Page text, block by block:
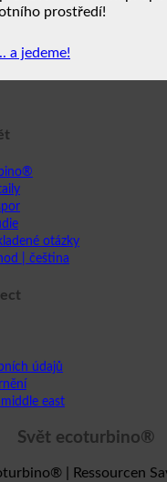
prostředí!
a jedeme!
otázky
| čeština
údajů
east
Svět ecoturbino®
| Ressourcen